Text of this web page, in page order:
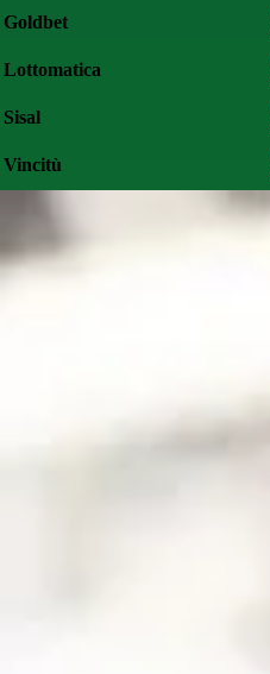
Goldbet
Lottomatica
Sisal
Vincitù